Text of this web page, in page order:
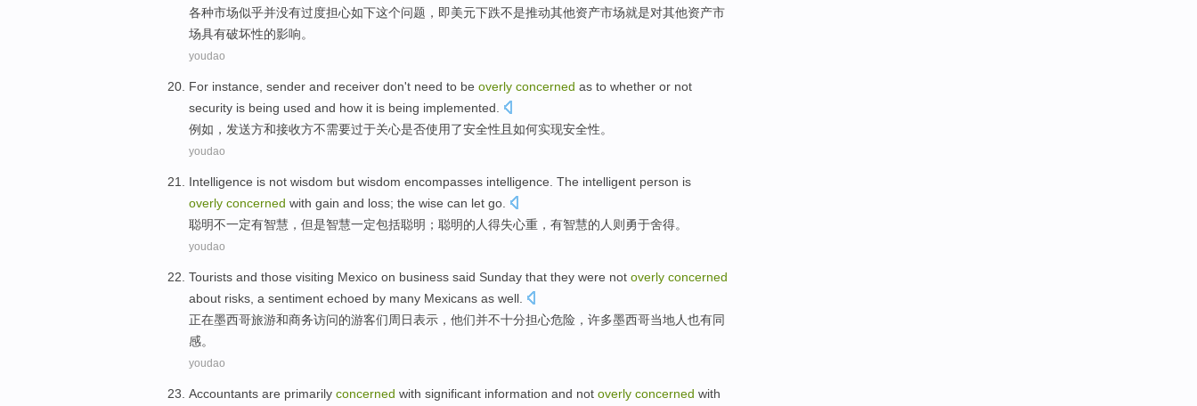
各种市场似乎并没有过度担心如下这个问题，即美元下跌不是推动其他资产市场就是对其他资产市
场具有破坏性的影响。
youdao
For instance sender and receiver don't need to be overly concerned as to whether or not
security is being used and how it is being implemented
例如 ， 发送方和接收方不需要过于关心是否使用了安全性 且 如何实现安全性。
youdao
Intelligence is not wisdom but wisdom encompasses intelligence. The intelligent person is
overly concerned with gain and loss; the wise can let go
聪明不一定有智慧 ， 但是智慧一定包括聪明； 聪明的 人得失心重，有智慧的人则勇于舍得。
youdao
Tourists and those visiting Mexico on business said Sunday that they were not overly concerned
about risks , a sentiment echoed by many Mexicans as well
正在墨西哥旅游和商务访问的游客们周日表示 ， 他们并不十分担心危险 ， 许多墨西哥当地人也有同
感。
youdao
Accountants are primarily concerned with significant information and not overly concerned with